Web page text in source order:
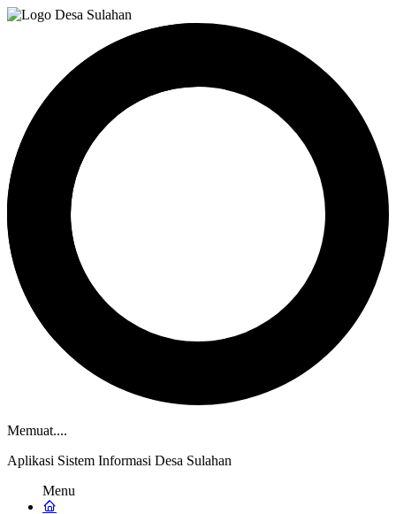
Memuat....
Aplikasi Sistem Informasi Desa Sulahan
Menu